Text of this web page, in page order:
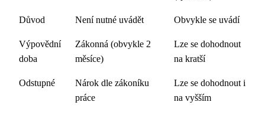
Důvod Není nutné uvádět Obvykle se uvádí
Výpovědní
doba
Zákonná (obvykle 2
měsíce)
Lze se dohodnout
na kratší
Odstupné
Nárok dle zákoníku
práce
Lze se dohodnout i
na vyšším